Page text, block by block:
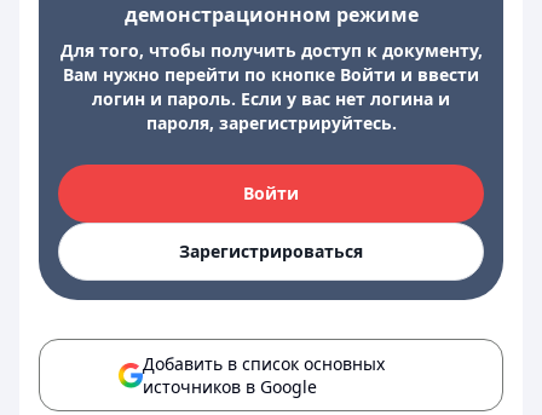
демонстрационном режиме
Для того, чтобы получить доступ к документу,
Вам нужно перейти по кнопке Войти и ввести
логин и пароль. Если у вас нет логина и
пароля, зарегистрируйтесь.
Войти
Зарегистрироваться
Добавить в список основных
источников в Google